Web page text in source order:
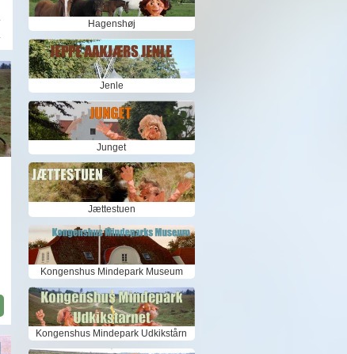
Hagenshøj
Jenle
Junget
Jættestuen
Kongenshus Mindepark Museum
Kongenshus Mindepark Udkikstårn